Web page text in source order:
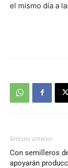
el mismo día a
Artículo anterior
Con semilleros
apoyarán